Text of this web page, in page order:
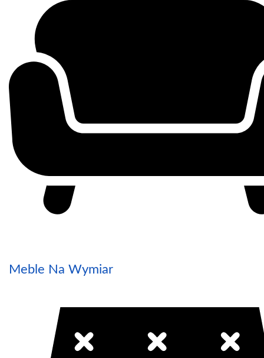
Meble Na Wymiar